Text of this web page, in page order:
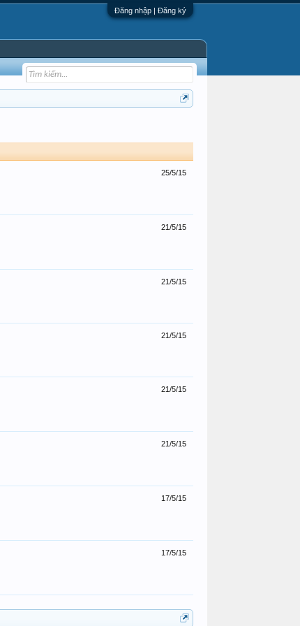
Đăng nhập | Đăng ký
25/5/15
21/5/15
21/5/15
21/5/15
21/5/15
21/5/15
17/5/15
17/5/15